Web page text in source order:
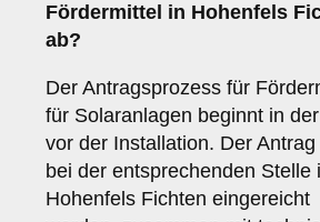
Fördermittel in Hohenfels
ab?
Der Antragsprozess für
für Solaranlagen beginnt in der
vor der Installation. Der
bei der entsprechenden Stelle
Hohenfels Fichten eingereicht